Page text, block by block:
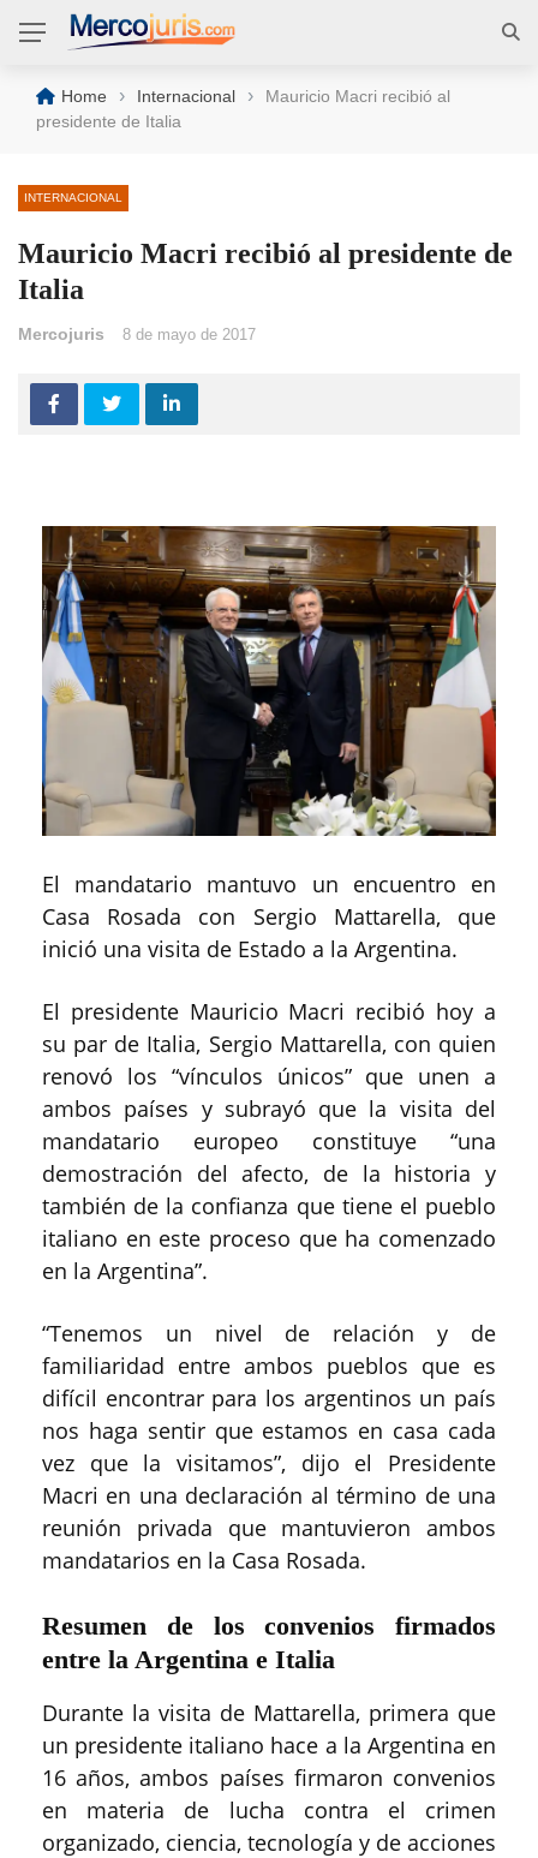
Home › Internacional ›
Mauricio Macri recibió al
presidente de Italia
INTERNACIONAL
Mauricio Macri recibió al presidente de
Italia
Mercojuris 8 de mayo de 2017
El mandatario mantuvo un encuentro en
Casa Rosada con Sergio Mattarella, que
inició una visita de Estado a la Argentina.
El presidente Mauricio Macri recibió hoy a
su par de Italia, Sergio Mattarella, con quien
renovó los “vínculos únicos” que unen a
ambos países y subrayó que la visita del
mandatario europeo constituye “una
demostración del afecto, de la historia y
también de la confianza que tiene el pueblo
italiano en este proceso que ha comenzado
en la Argentina”.
“Tenemos un nivel de relación y de
familiaridad entre ambos pueblos que es
difícil encontrar para los argentinos un país
nos haga sentir que estamos en casa cada
vez que la visitamos”, dijo el Presidente
Macri en una declaración al término de una
reunión privada que mantuvieron ambos
mandatarios en la Casa Rosada.
Resumen de los convenios firmados
entre la Argentina e Italia
Durante la visita de Mattarella, primera que
un presidente italiano hace a la Argentina en
16 años, ambos países firmaron convenios
en materia de lucha contra el crimen
organizado, ciencia, tecnología y de acciones